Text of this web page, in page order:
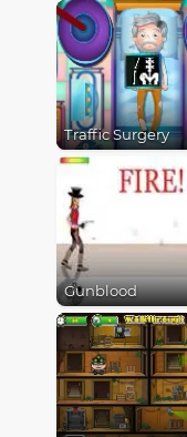
Traffic Surgery
Gunblood